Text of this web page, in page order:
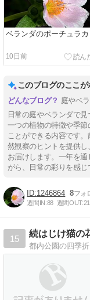
ベランダのポーチュラカ
10日前
このブログのここが
庭やベ
日常の庭やベランダで
一つの植物の特徴や季
ことができる内容です
然観察のヒントを提供
お届けします。一年を
がら、日常の彩りを感じ
1246864 8
週間IN:88 週間OUT:
15
続はじけ猫の
都内公園の四季